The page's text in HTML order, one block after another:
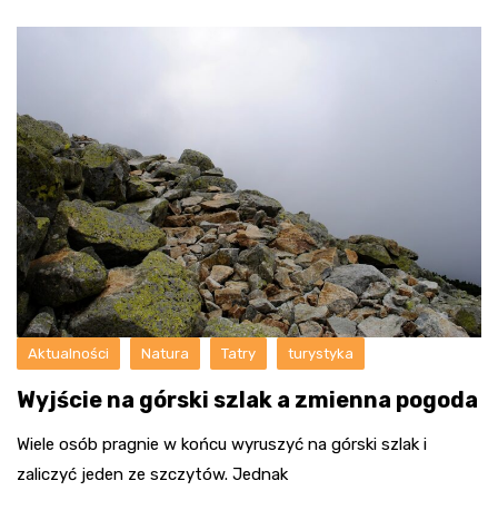
Aktualności Natura Tatry turystyka
Wyjście na górski szlak a zmienna pogoda
Wiele osób pragnie w końcu wyruszyć na górski szlak i
zaliczyć jeden ze szczytów. Jednak